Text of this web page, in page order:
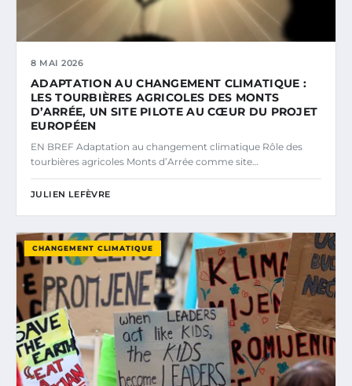
8 MAI 2026
ADAPTATION AU CHANGEMENT CLIMATIQUE :
LES TOURBIÈRES AGRICOLES DES MONTS
D’ARRÉE, UN SITE PILOTE AU CŒUR DU PROJET
EUROPÉEN
EN BREF Adaptation au changement climatique Rôle des
tourbières agricoles Monts d’Arrée comme site…
JULIEN LEFÈVRE
CHANGEMENT CLIMATIQUE